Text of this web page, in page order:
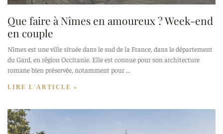
Que faire à Nîmes en amoureux ? Week-end
en couple
Nîmes est une ville située dans le sud de la France, dans le département
du Gard, en région Occitanie. Elle est connue pour son architecture
romane bien préservée, notamment pour
LIRE L'ARTICLE »